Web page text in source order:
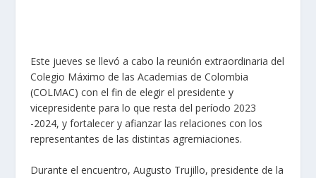
Este jueves se llevó a cabo la reunión extraordinaria del
Colegio Máximo de las Academias de Colombia
(COLMAC) con el fin de elegir el presidente y
vicepresidente para lo que resta del período 2023
-2024, y fortalecer y afianzar las relaciones con los
representantes de las distintas agremiaciones.
Durante el encuentro, Augusto Trujillo, presidente de la